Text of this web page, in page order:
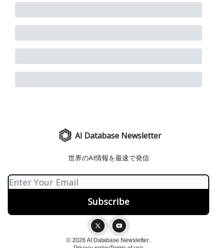
AI Database Newsletter
世界のAI情報を最速で発信
© 2026 AI Database Newsletter..